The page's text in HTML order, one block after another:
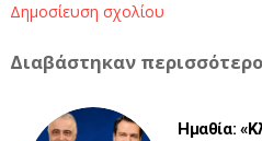
Δημοσίευση σχολίου
Διαβάστηκαν
Ημαθία: